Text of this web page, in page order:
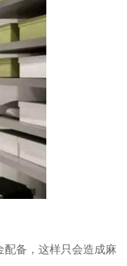
备，这样只会造成麻